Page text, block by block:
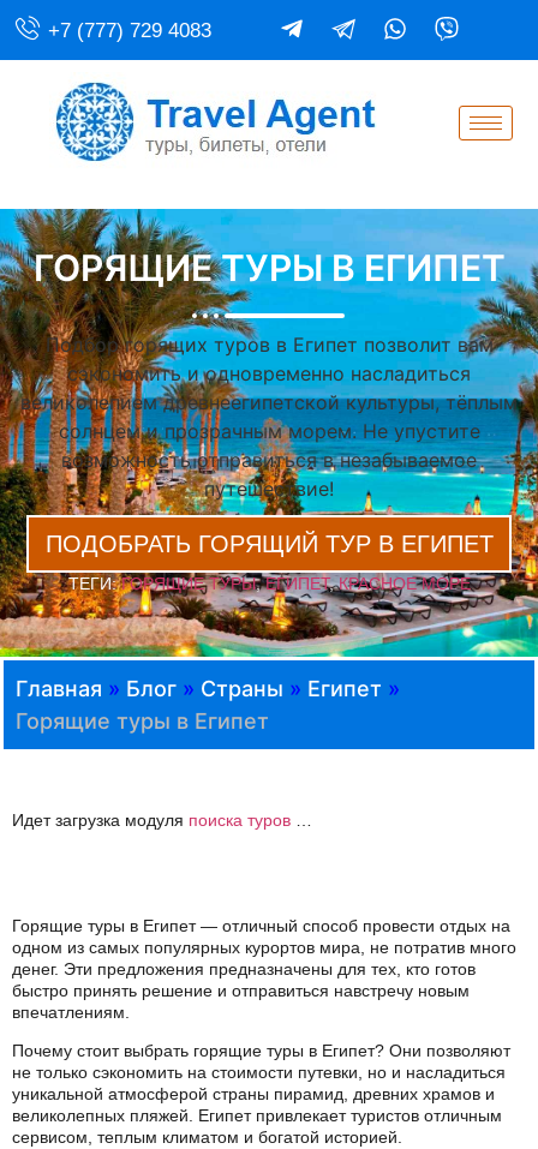
+7 (777) 729 4083
ГОРЯЩИЕ ТУРЫ В ЕГИПЕТ
Подбор горящих туров в Египет позволит вам
сэкономить и одновременно насладиться
великолепием древнеегипетской культуры, тёплым
солнцем и прозрачным морем. Не упустите
возможность отправиться в незабываемое
путешествие!
ПОДОБРАТЬ ГОРЯЩИЙ ТУР В ЕГИПЕТ
ТЕГИ:ГОРЯЩИЕ ТУРЫ,ЕГИПЕТ,КРАСНОЕ МОРЕ
Главная » Блог » Страны » Египет »
Горящие туры в Египет
Идет загрузка модуля поиска туров
Горящие туры в Египет — отличный способ провести отдых на
одном из самых популярных курортов мира, не потратив много
денег. Эти предложения предназначены для тех, кто готов
быстро принять решение и отправиться навстречу новым
впечатлениям.
Почему стоит выбрать горящие туры в Египет? Они позволяют
не только сэкономить на стоимости путевки, но и насладиться
уникальной атмосферой страны пирамид, древних храмов и
великолепных пляжей. Египет привлекает туристов отличным
сервисом, теплым климатом и богатой историей.